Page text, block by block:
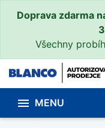
Doprava zdarma
Všechny
 MENU